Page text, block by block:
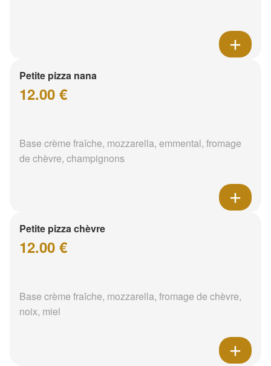
Petite pizza nana
12.00 €
Base crème fraîche, mozzarella, emmental, fromage
de chèvre, champignons
Petite pizza chèvre
12.00 €
Base crème fraîche, mozzarella, fromage de chèvre,
noix, miel